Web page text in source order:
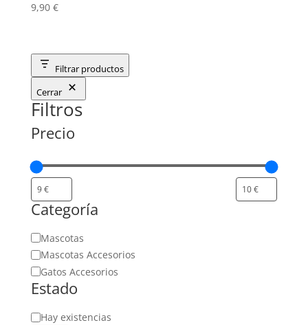
9,90 €
Filtrar productos
Cerrar
Filtros
Precio
Categoría
Categoría
Mascotas
Mascotas Accesorios
Gatos Accesorios
Estado
Estado
Hay existencias